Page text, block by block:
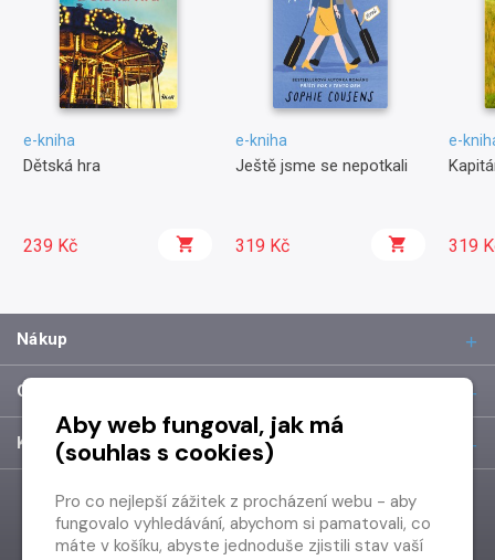
e-kniha
Dětská hra
239 Kč
e-kniha
Ještě jsme se nepotkali
319 Kč
e-
319
Nákup
O společnosti
Kontakt
Aby web fungoval, jak má
(souhlas s cookies)
Pro co nejlepší zážitek z procházení webu - aby
fungovalo vyhledávání, abychom si pamatovali, co
máte v košíku, abyste jednoduše zjistili stav vaší